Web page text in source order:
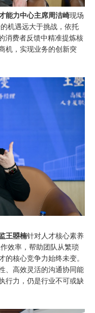
能力中心主席周洁崎现场
机遇远大于挑战，依托
消费者反馈中精准提炼核
机，实现业务的创新突
王曌楠针对人才核心素养
效率，帮助团队从繁琐
的核心竞争力始终未变。
、高效灵活的沟通协同能
行力，仍是行业不可或缺